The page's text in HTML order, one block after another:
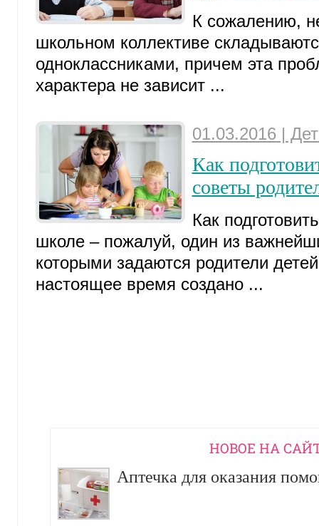
К сожалению,
школьном коллективе
одноклассниками, причем эта
характера не зависит ...
01.03.2016 |
Как
советы
Как
школе – пожалуй, один из
которыми задаются родители
настоящее время создано ...
НОВОЕ НА
Аптечка для оказания